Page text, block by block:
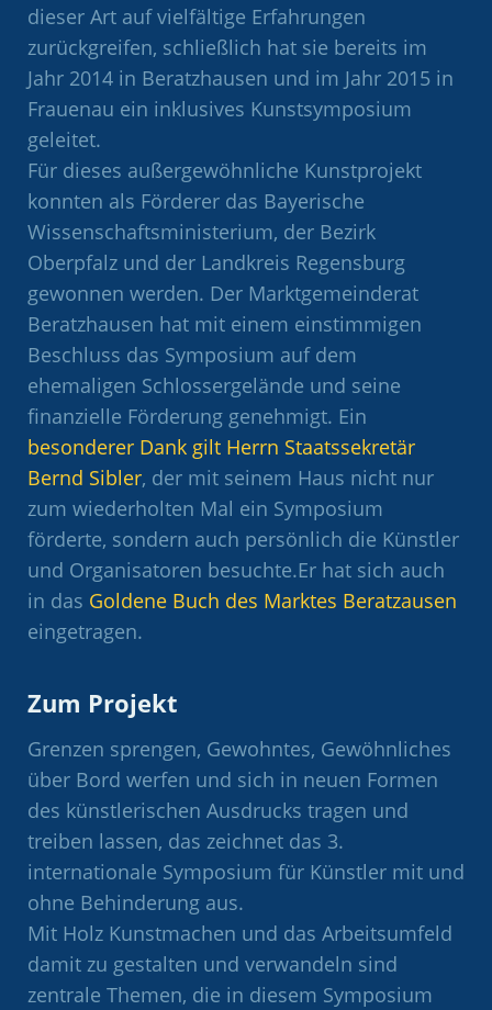
dieser Art auf vielfältige Erfahrungen
zurückgreifen, schließlich hat sie bereits im
Jahr 2014 in Beratzhausen und im Jahr 2015 in
Frauenau ein inklusives Kunstsymposium
geleitet.
Für dieses außergewöhnliche Kunstprojekt
konnten als Förderer das Bayerische
Wissenschaftsministerium, der Bezirk
Oberpfalz und der Landkreis Regensburg
gewonnen werden. Der Marktgemeinderat
Beratzhausen hat mit einem einstimmigen
Beschluss das Symposium auf dem
ehemaligen Schlossergelände und seine
finanzielle Förderung genehmigt. Ein
besonderer Dank gilt Herrn Staatssekretär
Bernd Sibler, der mit seinem Haus nicht nur
zum wiederholten Mal ein Symposium
förderte, sondern auch persönlich die Künstler
und Organisatoren besuchte.Er hat sich auch
in das Goldene Buch des Marktes Beratzausen
eingetragen.
Zum Projekt
Grenzen sprengen, Gewohntes, Gewöhnliches
über Bord werfen und sich in neuen Formen
des künstlerischen Ausdrucks tragen und
treiben lassen, das zeichnet das 3.
internationale Symposium für Künstler mit und
ohne Behinderung aus.
Mit Holz Kunstmachen und das Arbeitsumfeld
damit zu gestalten und verwandeln sind
zentrale Themen, die in diesem Symposium